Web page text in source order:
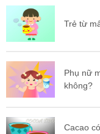
Trẻ từ
Phụ nữ
không?
Cacao